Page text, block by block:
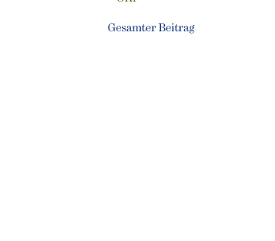
Gesamter Beitrag